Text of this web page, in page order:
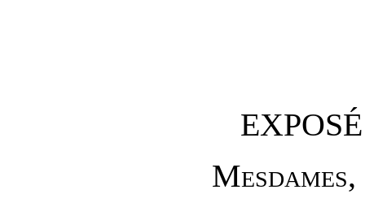
Mesdames